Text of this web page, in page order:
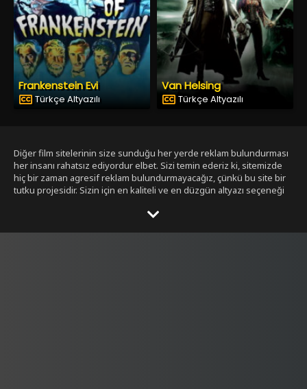
Frankenstein Evi
Türkçe Altyazılı
Van Helsing
Türkçe Altyazılı
Diğer film sitelerinin size sunduğu her yerde reklam bulundurması
her insanı rahatsız ediyordur elbet. Sizi temin ederiz ki, sitemizde
hiç bir zaman agresif reklam bulundurmayacağız, çünkü bu site bir
tutku projesidir. Sizin için en kaliteli ve en düzgün altyazı seçeneği